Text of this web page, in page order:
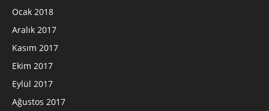
Ocak 2018
Aralık 2017
Kasım 2017
Ekim 2017
Eylül 2017
Ağustos 2017